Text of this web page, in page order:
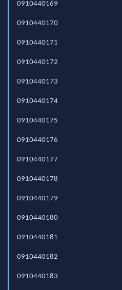
0910440169
0910440170
0910440171
0910440172
0910440173
0910440174
0910440175
0910440176
0910440177
0910440178
0910440179
0910440180
0910440181
0910440182
0910440183